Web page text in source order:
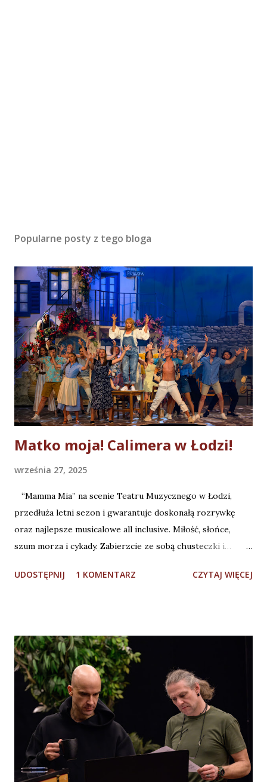
Popularne posty z tego bloga
Matko moja! Calimera w Łodzi!
września 27, 2025
“Mamma Mia” na scenie Teatru Muzycznego w Łodzi,
przedłuża letni sezon i gwarantuje doskonałą rozrywkę
oraz najlepsze musicalowe all inclusive. Miłość, słońce,
szum morza i cykady. Zabierzcie ze sobą chusteczki i…
wrażeniami po obejrzeniu musicalu “Mamma Mia” w
faktu ograniczę się do najważniejszych spostrzeżeń. Nie
mam wątpliwości, że “Mamma Mia” jest idealnym musicalem
“na pierwszy raz” z tym gatunkiem. Hity zespołu ABBA z
tekstami w genialnym przekładzie Daniela
Wyszogrodzkiego sprawiają, że widz czuje się “jak u
siebie”. A poza tym jest lekko, ciepło, zabawnie i
wzruszająco . Publiczność jest zaopiekowana - aktorsko,
muzycznie, choreograficznie i scenograficznie przez cały
UDOSTĘPNIJ 1 KOMENTARZ CZYTAJ WIĘCEJ